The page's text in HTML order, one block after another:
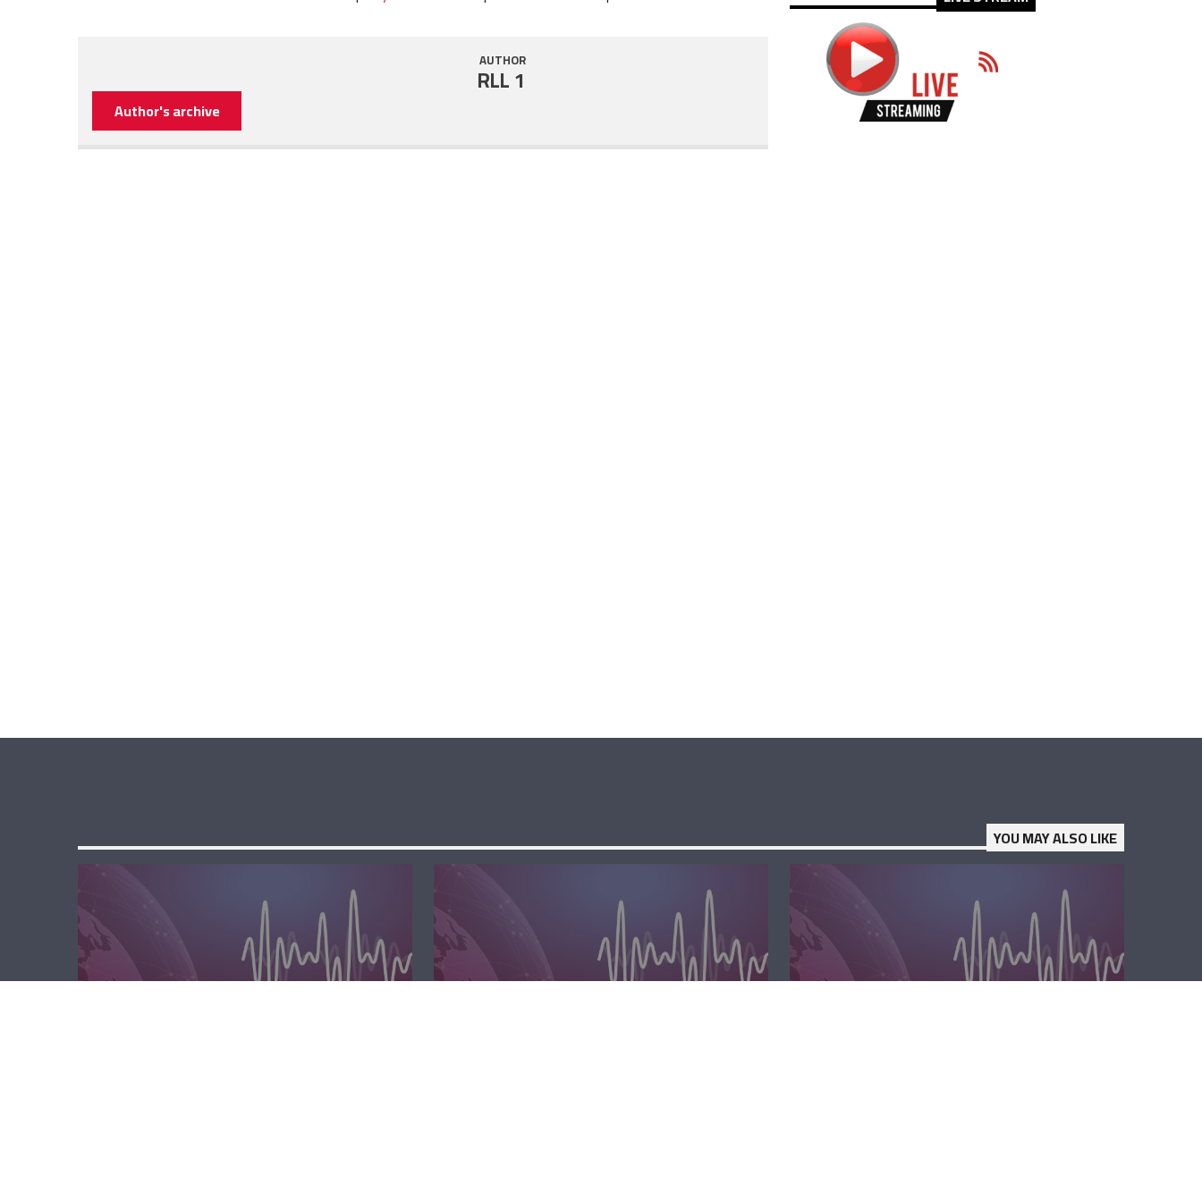
AUTHOR
RLL 1
Author's archive
YOU MAY ALSO LIKE